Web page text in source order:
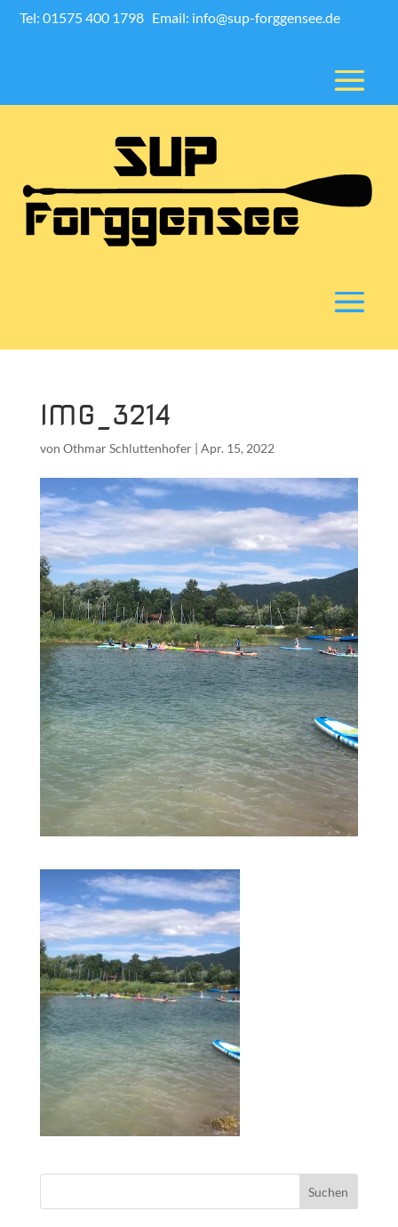
Tel: 01575 400 1798 Email: info@sup-forggensee.de
IMG_3214
von Othmar Schluttenhofer| Apr. 15, 2022